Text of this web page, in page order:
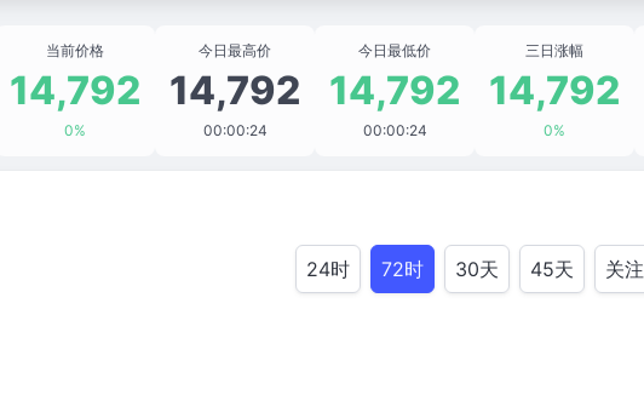
当前价格
14,792
0%
今日最高价
14,792
00:00:24
今日最低价
14,792
00:00:24
三日涨幅
14,792
0%
24时 72时 30天 45天 关注